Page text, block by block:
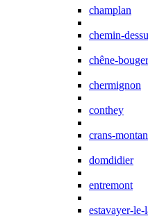
champlan
chemin-
chêne-
chermignon
conthey
crans-
domdidier
entremont
estavayer-le-